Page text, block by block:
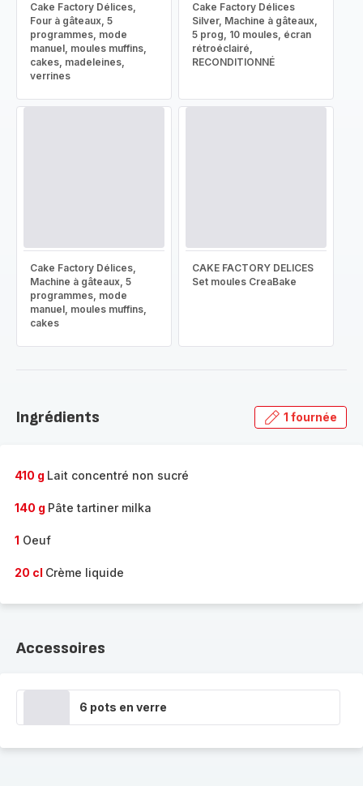
Cake Factory Délices,
Four à gâteaux, 5
programmes, mode
manuel, moules muffins,
cakes, madeleines,
verrines
Cake Factory Délices
Silver, Machine à gâteaux,
5 prog, 10 moules, écran
rétroéclairé,
RECONDITIONNÉ
Cake Factory Délices,
Machine à gâteaux, 5
programmes, mode
manuel, moules muffins,
cakes
CAKE FACTORY DELICES
Set moules CreaBake
Ingrédients 1 fournée
410 g Lait concentré non sucré
140 g Pâte tartiner milka
1 Oeuf
20 cl Crème liquide
Accessoires
6 pots en verre